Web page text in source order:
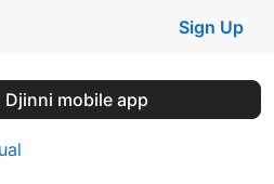
Sign Up
Djinni mobile app